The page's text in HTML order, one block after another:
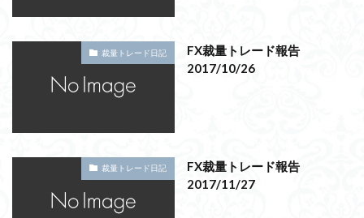
裁量トレード日記
FX裁量トレード報告
2017/10/26
裁量トレード日記
FX裁量トレード報告
2017/11/27